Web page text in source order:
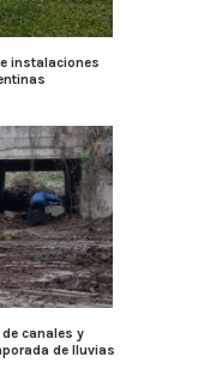
instalaciones
canales y
de lluvias